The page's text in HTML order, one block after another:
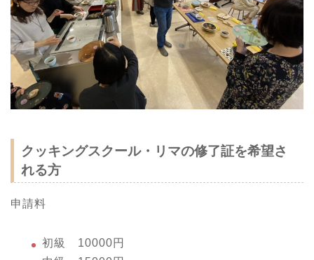
クッキングスクール・リマの修了証を希望さ
れる方
申請料
初級 10000円